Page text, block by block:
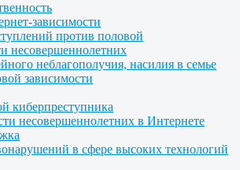
зависимости
против половой
несовершеннолетних
неблагополучия, насилия в семье
зависимости
киберпреступника
несовершеннолетних в Интернете
в сфере высоких технологий